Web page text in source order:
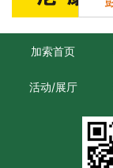
加索首页
活动/展厅